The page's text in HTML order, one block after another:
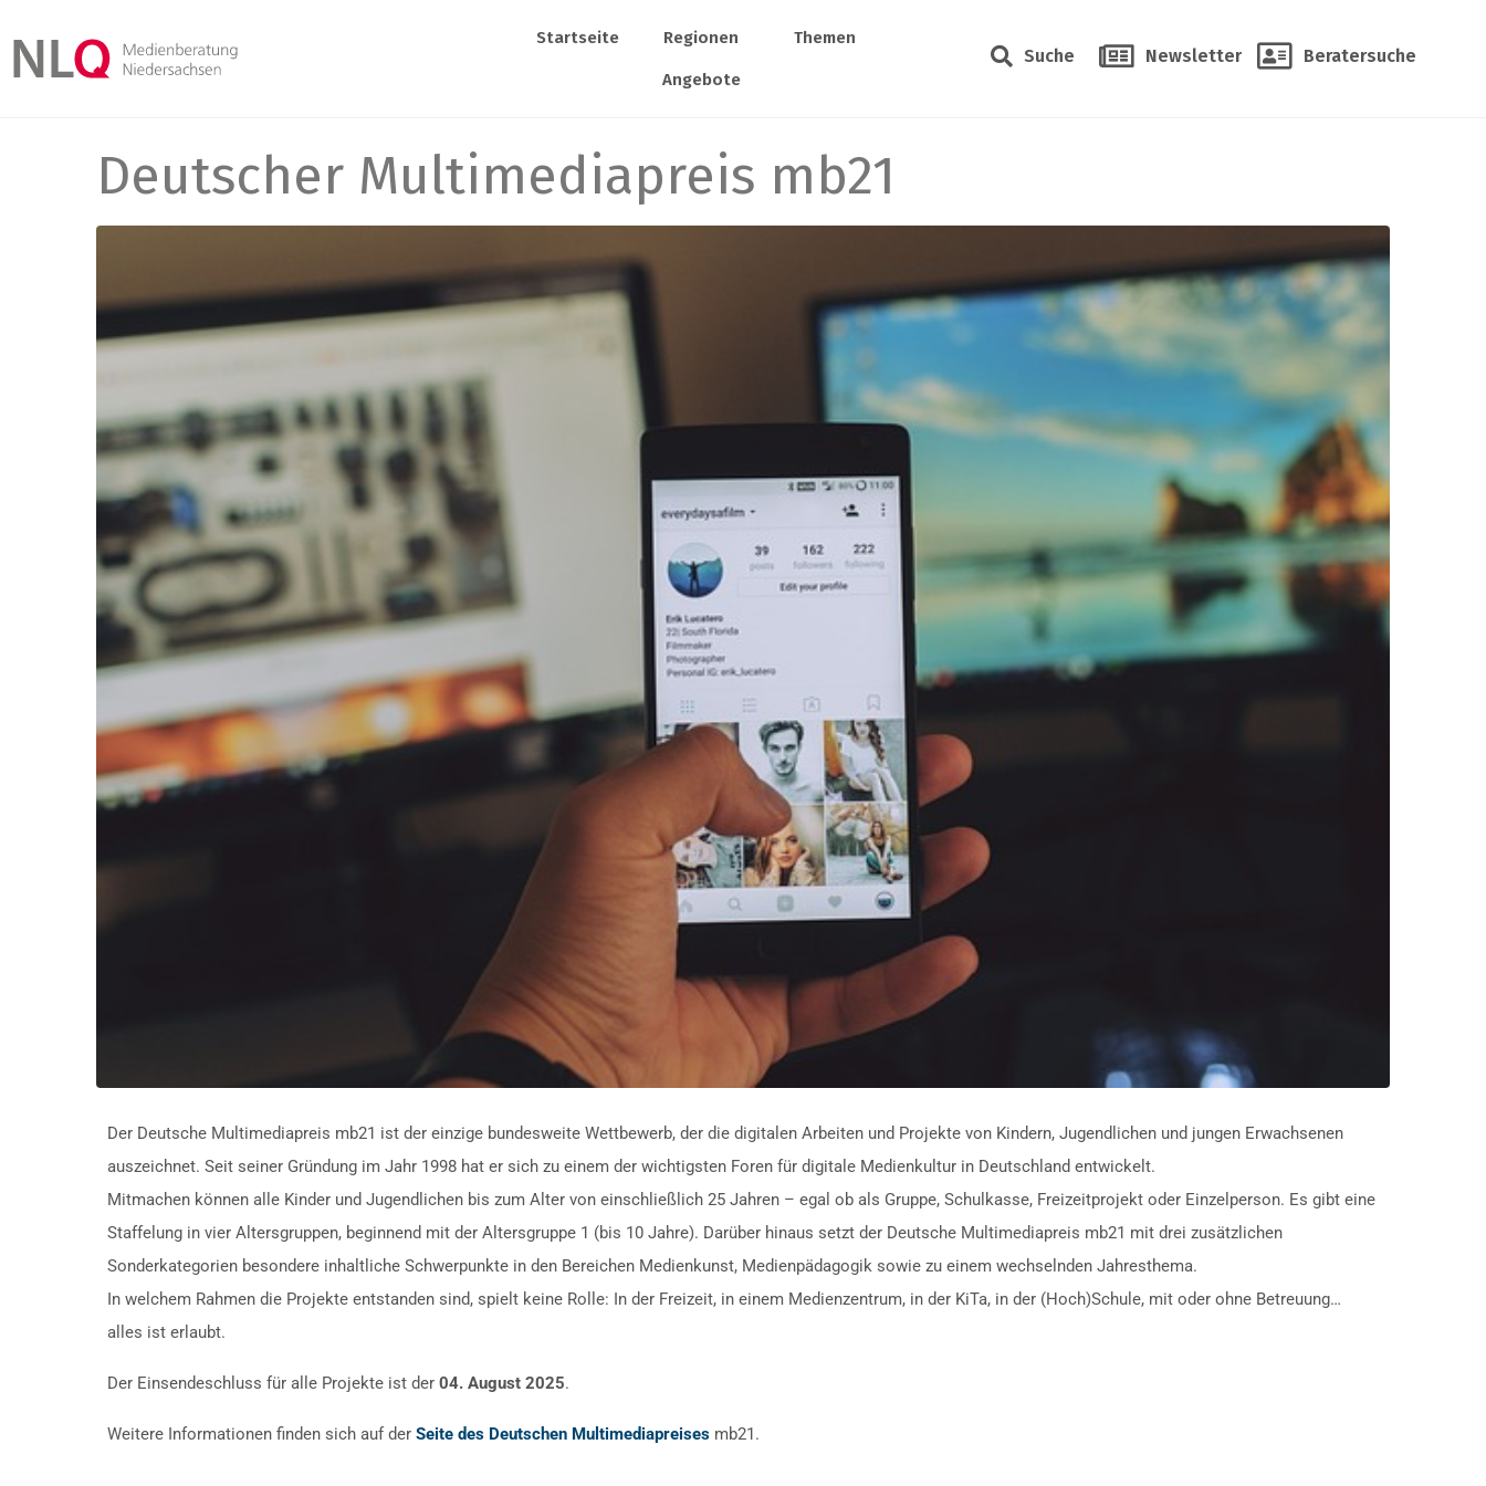
Startseite Regionen Themen
Angebote
Suche Newsletter Beratersuche
Deutscher Multimediapreis mb21
Der Deutsche Multimediapreis mb21 ist der einzige bundesweite Wettbewerb, der die digitalen Arbeiten und Projekte von Kindern, Jugendlichen und jungen Erwachsenen
auszeichnet. Seit seiner Gründung im Jahr 1998 hat er sich zu einem der wichtigsten Foren für digitale Medienkultur in Deutschland entwickelt.
Mitmachen können alle Kinder und Jugendlichen bis zum Alter von einschließlich 25 Jahren – egal ob als Gruppe, Schulkasse, Freizeitprojekt oder Einzelperson. Es gibt eine
Staffelung in vier Altersgruppen, beginnend mit der Altersgruppe 1 (bis 10 Jahre). Darüber hinaus setzt der Deutsche Multimediapreis mb21 mit drei zusätzlichen
Sonderkategorien besondere inhaltliche Schwerpunkte in den Bereichen Medienkunst, Medienpädagogik sowie zu einem wechselnden Jahresthema.
In welchem Rahmen die Projekte entstanden sind, spielt keine Rolle: In der Freizeit, in einem Medienzentrum, in der KiTa, in der (Hoch)Schule, mit oder ohne Betreuung…
alles ist erlaubt.
Der Einsendeschluss für alle Projekte ist der04. August 2025.
Weitere Informationen finden sich auf derSeite des Deutschen Multimediapreises mb21.